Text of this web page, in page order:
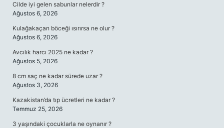
Cilde iyi gelen sabunlar nelerdir ?
Ağustos 6, 2026
Kulağakaçan böceği ısırırsa ne olur ?
Ağustos 6, 2026
Avcılık harcı 2025 ne kadar ?
Ağustos 5, 2026
8 cm saç ne kadar sürede uzar ?
Ağustos 3, 2026
Kazakistan’da tıp ücretleri ne kadar ?
Temmuz 25, 2026
3 yaşındaki çocuklarla ne oynanır ?